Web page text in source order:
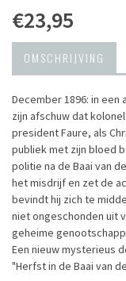
€23,95
OMSCHRIJVING
December 1896: in
zijn afschuw dat
president Faure, als
publiek met zijn bloed
politie na de Baai van
het misdrijf en zet de
bevindt hij zich te
niet ongeschonden uit
geheime
Een nieuw mysterieus
"Herfst in de Baai van